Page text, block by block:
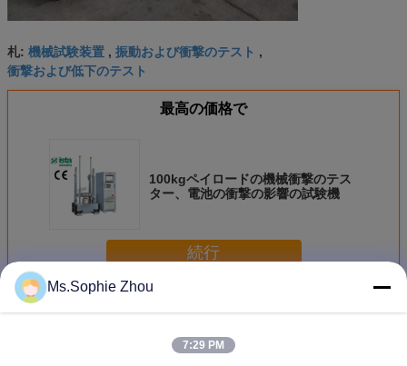
札: 機械試験装置 , 振動および衝撃のテスト ,
衝撃および低下のテスト
最高の価格で
100kgペイロードの機械衝撃のテス
ター、電池の衝撃の影響の試験機
続行
多く機械衝撃試験装置
Ms.Sophie Zhou
7:29 PM